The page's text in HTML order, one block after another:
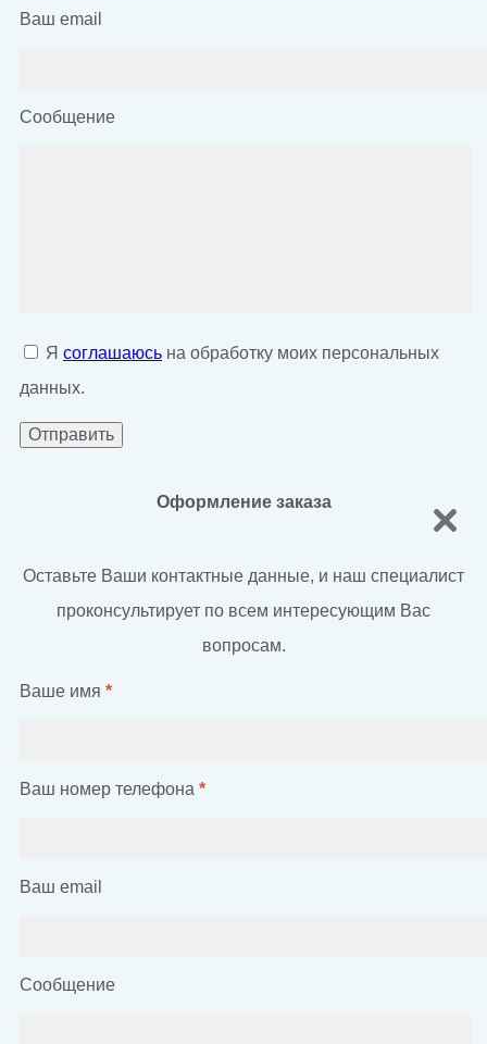
Ваш email
Сообщение
Я соглашаюсь на обработку моих персональных
данных.
Оформление заказа
Оставьте Ваши контактные данные, и наш специалист
проконсультирует по всем интересующим Вас
вопросам.
Ваше имя *
Ваш номер телефона *
Ваш email
Сообщение